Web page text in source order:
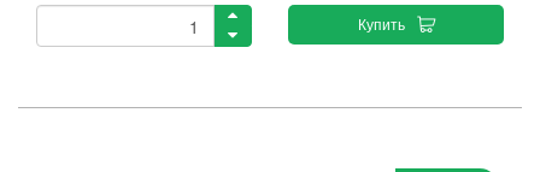
Купить